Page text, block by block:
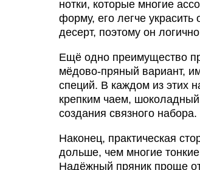
нотки, которые многие
форму, его легче
десерт, поэтому он
Ещё одно преимущество
мёдово-пряный вариант,
специй. В каждом из этих
крепким чаем,
создания связного набора.
Наконец, практическая
дольше, чем многие
Надёжный пряник проще